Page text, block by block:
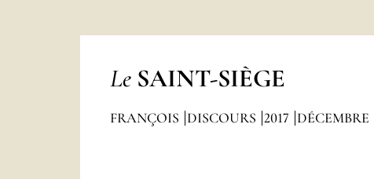
Le SAINT-SIÈGE
FRANÇOIS DISCOURS 2017 DÉCEMBRE